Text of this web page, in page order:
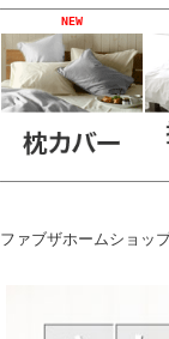
NEW
ファブザホームショッ